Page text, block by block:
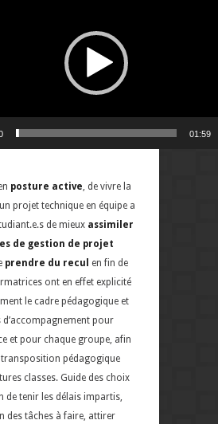
01:59
posture active , de vivre la
projet technique en équipe a
de mieux assimiler
de gestion de projet
prendre du recul
en fin de
ont en effet explicité
le cadre pédagogique et
d’accompagnement pour
et pour chaque groupe, afin
pédagogique
classes. Guide des choix
de tenir les délais impartis,
des tâches à faire, attirer